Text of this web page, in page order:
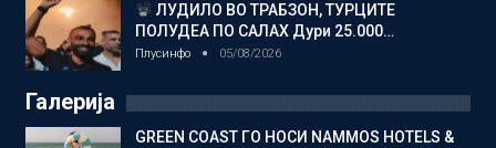
ЛУДИЛО ВО ТРАБЗОН, ТУРЦИТЕ
ПОЛУДЕА ПО САЛАХ Дури 25.000…
Плусинфо 05/08/2026
Галерија
GREEN COAST ГО НОСИ NAMMOS HOTELS &